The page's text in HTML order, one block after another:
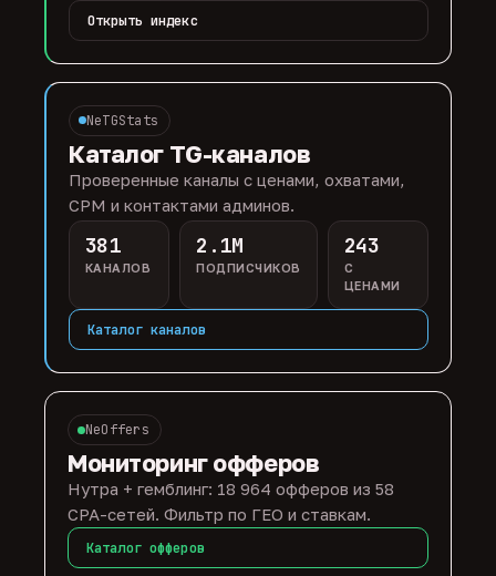
Открыть индекс
NeTGStats
Каталог TG-каналов
Проверенные каналы с ценами, охватами,
CPM и контактами админов.
381
КАНАЛОВ
2.1M
ПОДПИСЧИКОВ
243
С
ЦЕНАМИ
Каталог каналов
NeOffers
Мониторинг офферов
Нутра + гемблинг: 18 964 офферов из 58
CPA-сетей. Фильтр по ГЕО и ставкам.
Каталог офферов